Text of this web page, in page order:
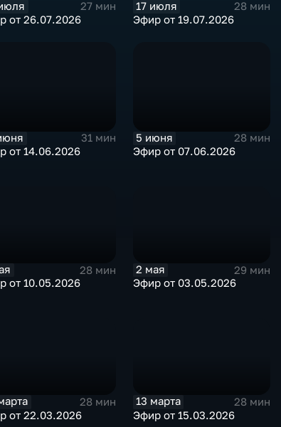
27 мин
от 26.07.2026
17 июля
28 мин
Эфир от 19.07.2026
31 мин
от 14.06.2026
5 июня
28 мин
Эфир от 07.06.2026
28 мин
от 10.05.2026
2 мая
29 мин
Эфир от 03.05.2026
28 мин
от 22.03.2026
13 марта
28 мин
Эфир от 15.03.2026